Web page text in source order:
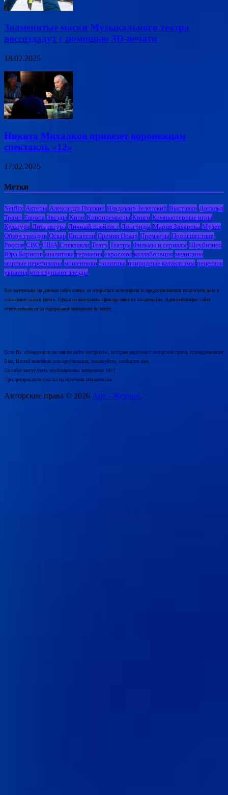
Знаменитые маски Музыкального театра
воссоздадут с помощью 3D-печати
18.02.2025
Никита Михалков привезет воронежцам
спектакль «12»
17.02.2025
Метки
Netflix Актеры Александр Пушкин Владимир Зеленский Выставки Дональд
Трамп Европа Звезды Кино Кинопремьеры Книги Компьютерные игры
Культура Литература Личный плейлист Лонгриды Мария Захарова Музеи
Обзор трендов Оскар Писатели Премия Оскар Премьеры Происшествия
Россия СВО США Спектакли Театр Театры Фильмы и сериалы Шоубизнес
Юра Борисов аналитика германия евросоюз коллаборация медицина
мирные переговоры мошенники политика природные катаклизмы рецензия
украина что слушают звезды
Все материалы на данном сайте взяты из открытых источников и предоставляются исключительно в
ознакомительных целях. Права на материалы принадлежат их владельцам. Администрация сайта
ответственности за содержание материала не несет.
Если Вы обнаружили на нашем сайте материалы, которые нарушают авторские права, принадлежащие
Вам, Вашей компании или организации, пожалуйста, сообщите нам.
На сайте могут быть опубликованы материалы 18+!
При цитировании ссылка на источник обязательна.
Авторские права © 2026 Арт - Журнал..